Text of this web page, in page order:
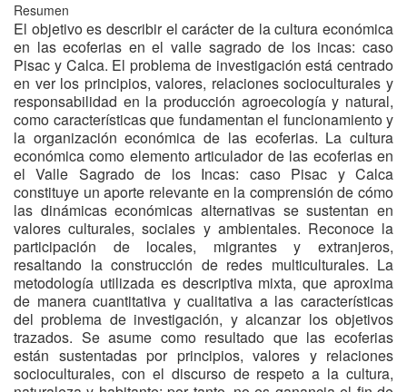
Resumen
El objetivo es describir el carácter de la cultura económica
en las ecoferias en el valle sagrado de los incas: caso
Pisac y Calca. El problema de investigación está centrado
en ver los principios, valores, relaciones socioculturales y
responsabilidad en la producción agroecología y natural,
como características que fundamentan el funcionamiento y
la organización económica de las ecoferias. La cultura
económica como elemento articulador de las ecoferias en
el Valle Sagrado de los Incas: caso Pisac y Calca
constituye un aporte relevante en la comprensión de cómo
las dinámicas económicas alternativas se sustentan en
valores culturales, sociales y ambientales. Reconoce la
participación de locales, migrantes y extranjeros,
resaltando la construcción de redes multiculturales. La
metodología utilizada es descriptiva mixta, que aproxima
de manera cuantitativa y cualitativa a las características
del problema de investigación, y alcanzar los objetivos
trazados. Se asume como resultado que las ecoferias
están sustentadas por principios, valores y relaciones
socioculturales, con el discurso de respeto a la cultura,